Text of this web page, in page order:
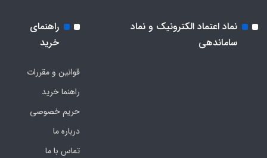
نماد اعتماد الکترونیک و نماد
ساماندهی
راهنمای
خرید
قوانین و مقررات
راهنما خرید
حریم خصوصی
درباره ما
تماس با ما